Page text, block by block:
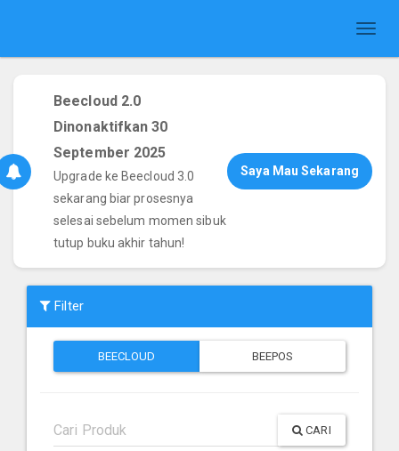
Beecloud 2.0
Dinonaktifkan 30
September 2025
Upgrade ke Beecloud 3.0
sekarang biar prosesnya
selesai sebelum momen sibuk
tutup buku akhir tahun!
Saya Mau Sekarang
Filter
BEECLOUD BEEPOS
CARI